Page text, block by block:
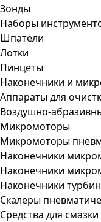
Зонды
Наборы
Шпатели
Лотки
Пинцеты
Наконечники и
Аппараты для
Воздушно-
Микромоторы
Микромоторы
Наконечники
Наконечники
Наконечники
Скалеры
Средства для